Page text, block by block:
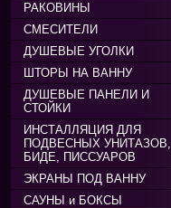
РАКОВИНЫ
СМЕСИТЕЛИ
ДУШЕВЫЕ УГОЛКИ
ШТОРЫ НА ВАННУ
ДУШЕВЫЕ ПАНЕЛИ И
СТОЙКИ
ИНСТАЛЛЯЦИЯ ДЛЯ
ПОДВЕСНЫХ УНИТАЗОВ,
БИДЕ, ПИССУАРОВ
ЭКРАНЫ ПОД ВАННУ
САУНЫ и БОКСЫ